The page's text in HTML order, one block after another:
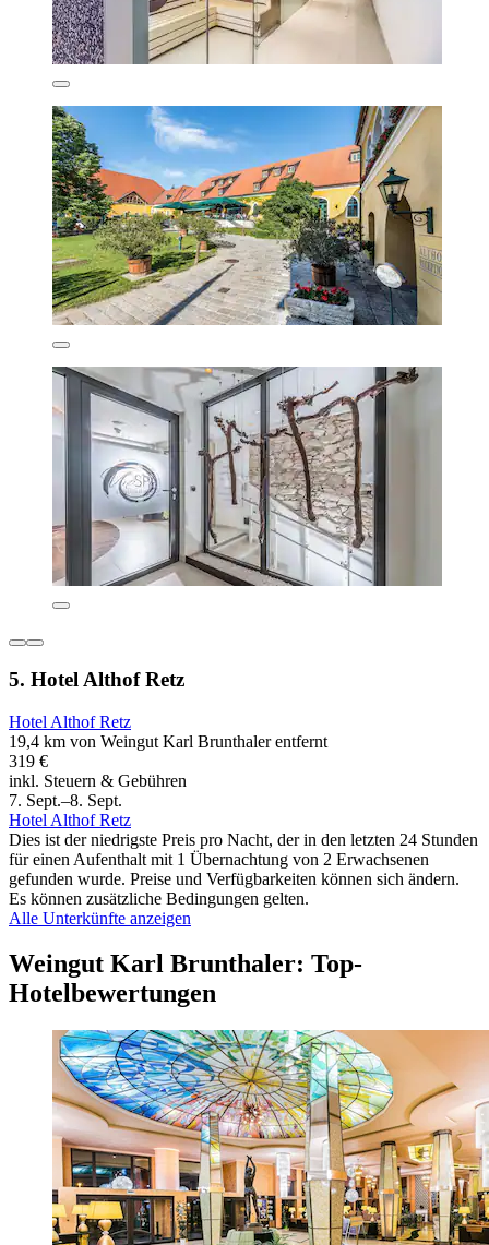
5. Hotel Althof Retz
Hotel Althof Retz
19,4 km von Weingut Karl Brunthaler entfernt
319 €
inkl. Steuern & Gebühren
7. Sept.–8. Sept.
Hotel Althof Retz
Dies ist der niedrigste Preis pro Nacht, der in den letzten 24 Stunden
für einen Aufenthalt mit 1 Übernachtung von 2 Erwachsenen
gefunden wurde. Preise und Verfügbarkeiten können sich ändern.
Es können zusätzliche Bedingungen gelten.
Alle Unterkünfte anzeigen
Weingut Karl Brunthaler: Top-
Hotelbewertungen